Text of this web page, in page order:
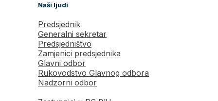
Naši ljudi
Predsjednik
Generalni sekretar
Predsjedništvo
Zamjenici predsjednika
Glavni odbor
Rukovodstvo Glavnog odbora
Nadzorni odbor